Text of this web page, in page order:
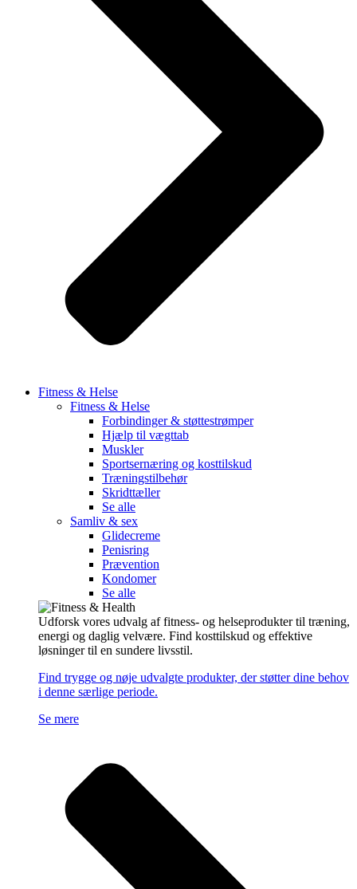
Fitness & Helse
Fitness & Helse
Forbindinger & støttestrømper
Hjælp til vægttab
Muskler
Sportsernæring og kosttilskud
Træningstilbehør
Skridttæller
Se alle
Samliv & sex
Glidecreme
Penisring
Prævention
Kondomer
Se alle
Udforsk vores udvalg af fitness- og helseprodukter til træning,
energi og daglig velvære. Find kosttilskud og effektive
løsninger til en sundere livsstil.
Find trygge og nøje udvalgte produkter, der støtter dine behov
i denne særlige periode.
Se mere